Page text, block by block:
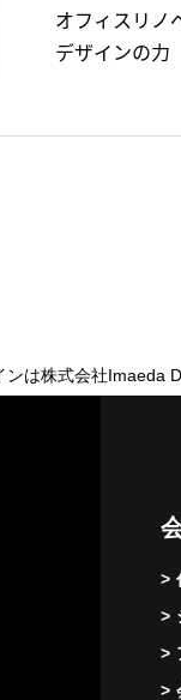
オフィスリノ
デザインの力
は株式会社Imaeda
>
>
>
>